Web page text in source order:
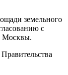
земельного
с
Москвы.